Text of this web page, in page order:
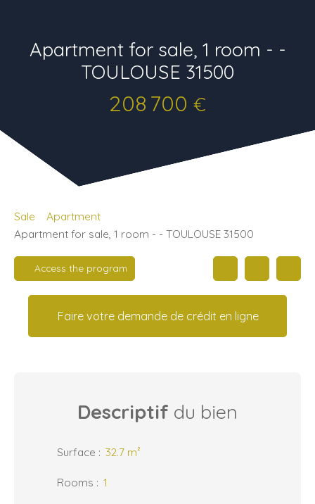
Apartment for sale, 1 room - -
TOULOUSE 31500
208 700 €
Sale
Apartment
Apartment for sale, 1 room - - TOULOUSE 31500
Access the program
Faire votre demande de crédit en ligne
Descriptif du bien
Surface : 32.7 m²
Rooms : 1